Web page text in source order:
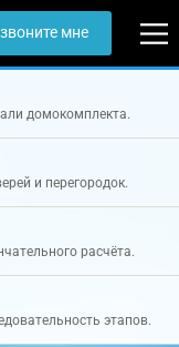
мне
домокомплекта.
и перегородок.
расчёта.
этапов.